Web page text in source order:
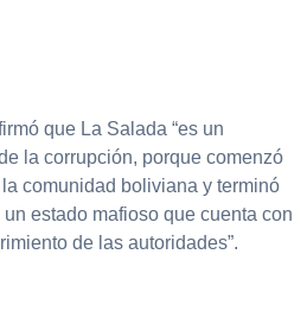
que La Salada “es un
la corrupción, porque comenzó
comunidad boliviana y terminó
estado mafioso que cuenta con
de las autoridades”.